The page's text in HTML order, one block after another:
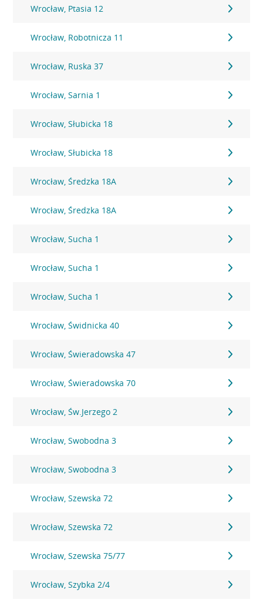
Wrocław, Ptasia 12
Wrocław, Robotnicza 11
Wrocław, Ruska 37
Wrocław, Sarnia 1
Wrocław, Słubicka 18
Wrocław, Słubicka 18
Wrocław, Średzka 18A
Wrocław, Średzka 18A
Wrocław, Sucha 1
Wrocław, Sucha 1
Wrocław, Sucha 1
Wrocław, Świdnicka 40
Wrocław, Świeradowska 47
Wrocław, Świeradowska 70
Wrocław, Św.Jerzego 2
Wrocław, Swobodna 3
Wrocław, Swobodna 3
Wrocław, Szewska 72
Wrocław, Szewska 72
Wrocław, Szewska 75/77
Wrocław, Szybka 2/4